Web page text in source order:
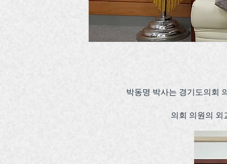
박동명 박사는 경기도의회
의회 의원의